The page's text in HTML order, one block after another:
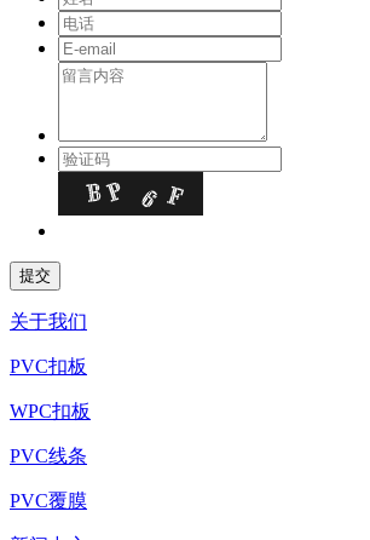
关于我们
PVC扣板
WPC扣板
PVC线条
PVC覆膜